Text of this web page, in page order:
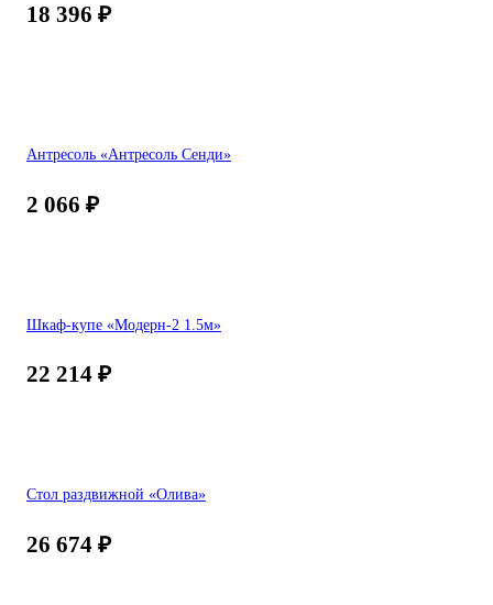
18 396 ₽
Антресоль «Антресоль Сенди»
2 066 ₽
Шкаф-купе «Модерн-2 1.5м»
22 214 ₽
Стол раздвижной «Олива»
26 674 ₽